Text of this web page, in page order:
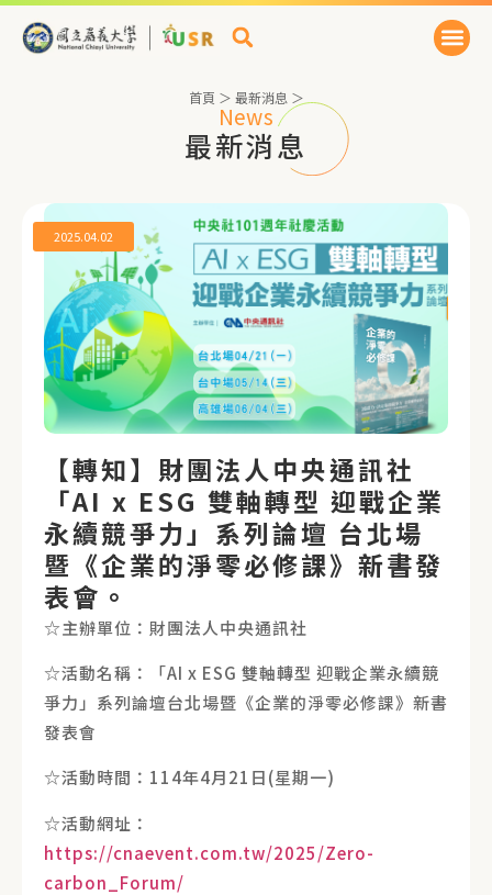
News
最新消息
首頁 ＞ 最新消息 ＞
2025.04.02
【轉知】財團法人中央通訊社
「AI x ESG 雙軸轉型 迎戰企業
永續競爭力」系列論壇 台北場
暨《企業的淨零必修課》新書發
表會。
☆主辦單位：財團法人中央通訊社
☆活動名稱：「AI x ESG 雙軸轉型 迎戰企業永續競
爭力」系列論壇台北場暨《企業的淨零必修課》新書
發表會
☆活動時間：114年4月21日(星期一)
☆活動網址：
https://cnaevent.com.tw/2025/Zero-
carbon_Forum/